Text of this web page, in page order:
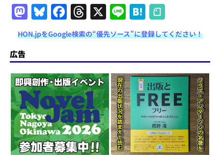
M
a
st
o
d
o
n
Bl
u
e
s
k
y
F
a
c
e
b
o
o
k
T
h
re
a
d
s
X Li
n
e
H
at
e
n
a
HON.jpをGoogle検索の“優先ソース”に登録してください！
広告